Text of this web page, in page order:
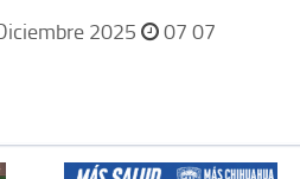
2025 07 07